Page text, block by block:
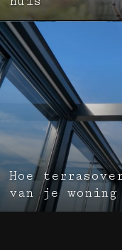
Hoe
van je woning